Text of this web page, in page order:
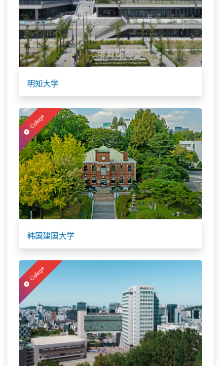
明知大学
College
韩国建国大学
College